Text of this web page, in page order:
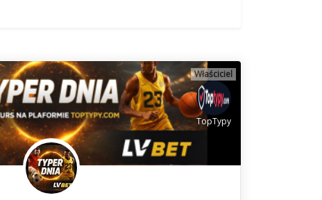
Właściciel
TopTypy